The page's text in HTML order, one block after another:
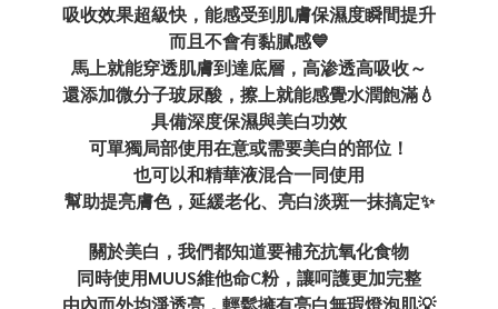
吸收效果超級快，能感受到肌膚保濕度瞬間提升
而且不會有黏膩感💙
馬上就能穿透肌膚到達底層，高渗透高吸收～
還添加微分子玻尿酸，擦上就能感覺水潤飽滿💧
具備深度保濕與美白功效
可單獨局部使用在意或需要美白的部位！
也可以和精華液混合一同使用
幫助提亮膚色，延緩老化、亮白淡斑一抹搞定✨
關於美白，我們都知道要補充抗氧化食物
同時使用MUUS維他命C粉，讓呵護更加完整